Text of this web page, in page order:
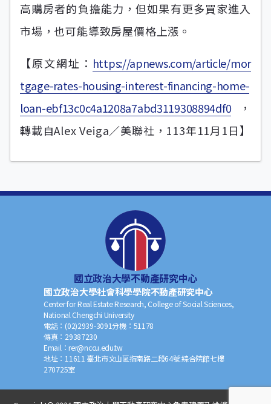
高購房者的負擔能力，但如果有更多買家進入
市場，也可能導致房屋價格上漲。
【原文網址： https://apnews.com/article/mor
tgage-rates-housing-interest-financing-home-
loan-ebf13c0c4a1208a7abd3119308894df0 ，
轉載自Alex Veiga／美聯社，113年11月1日】
國立政治大學不動產研究中心
國立政治大學社會科學學院不動產研究中心
Center for Real Estate Research, College of Social Sciences,
National Chengchi University
電話： (02)2939-3091分機： 51178
傳真： 29387230
Email：rer@nccu.edu.tw
地址： 11611 臺北市文山區指南路二段64號 綜合院館七樓
270725室